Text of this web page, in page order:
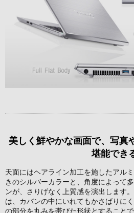
美しく鮮やかな画面で、写真
堪能でき
天面にはヘアライン加工を施したアル
きのシルバーカラーと、角度によって
ンが、さりげなく上質感を演出します
は、カバンの中にいれてもかさばりに
の部分を丸みを帯びた形状とすること